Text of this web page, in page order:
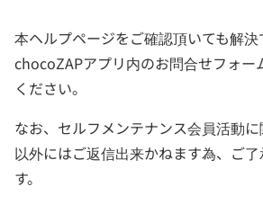
本ヘルプページをご確認頂いても解決
chocoZAPアプリ内のお問合せフォー
ください。
なお、セルフメンテナンス会員活動
以外にはご返信出来かねます為、ご
す。